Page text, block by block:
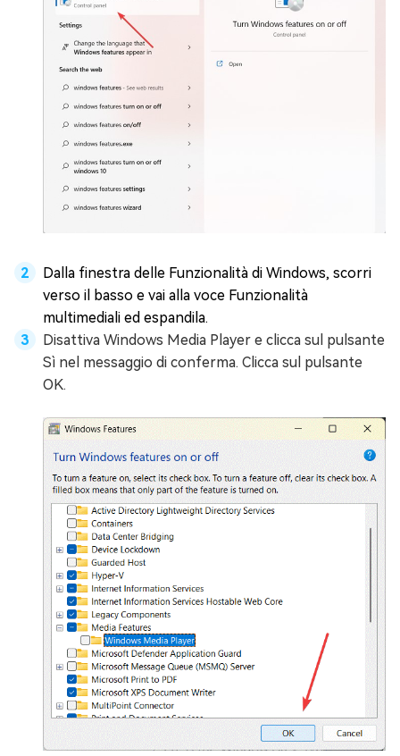
Dalla finestra delle Funzionalità di Windows, scorri
verso il basso e vai alla voce Funzionalità
multimediali ed espandila.
Disattiva Windows Media Player e clicca sul pulsante
Sì nel messaggio di conferma. Clicca sul pulsante
OK.